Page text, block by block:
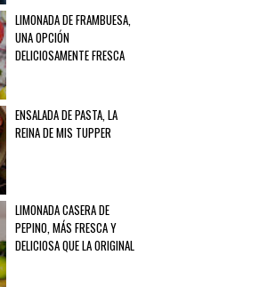
LIMONADA DE FRAMBUESA,
UNA OPCIÓN
DELICIOSAMENTE FRESCA
ENSALADA DE PASTA, LA
REINA DE MIS TUPPER
LIMONADA CASERA DE
PEPINO, MÁS FRESCA Y
DELICIOSA QUE LA ORIGINAL